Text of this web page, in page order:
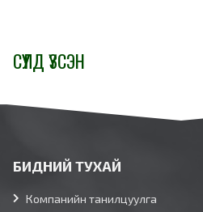
СҮҮЛД ҮЗСЭН
БИДНИЙ ТУХАЙ
Компанийн танилцуулга